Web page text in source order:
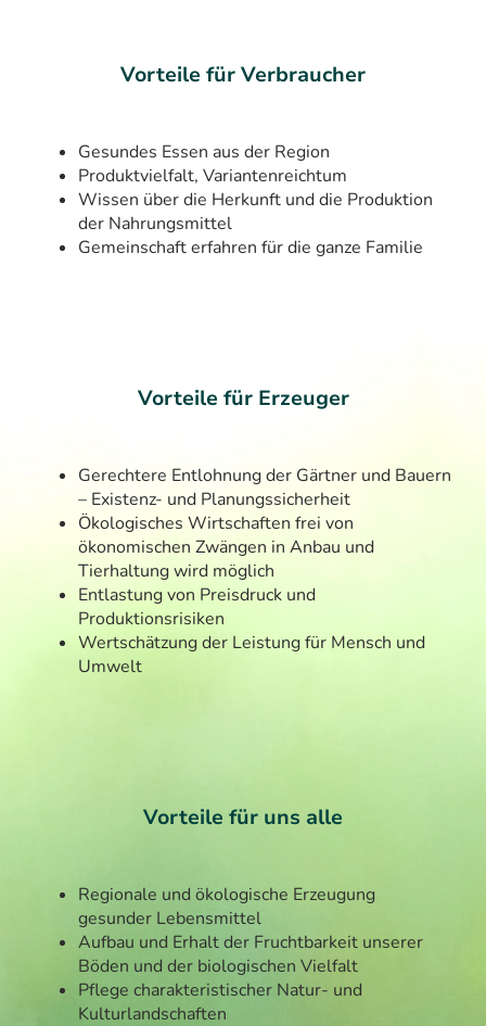
Vorteile für Verbraucher
Gesundes Essen aus der Region
Produktvielfalt, Variantenreichtum
Wissen über die Herkunft und die Produktion
der Nahrungsmittel
Gemeinschaft erfahren für die ganze Familie
Vorteile für Erzeuger
Gerechtere Entlohnung der Gärtner und Bauern
– Existenz- und Planungssicherheit
Ökologisches Wirtschaften frei von
ökonomischen Zwängen in Anbau und
Tierhaltung wird möglich
Entlastung von Preisdruck und
Produktionsrisiken
Wertschätzung der Leistung für Mensch und
Umwelt
Vorteile für uns alle
Regionale und ökologische Erzeugung
gesunder Lebensmittel
Aufbau und Erhalt der Fruchtbarkeit unserer
Böden und der biologischen Vielfalt
Pflege charakteristischer Natur- und
Kulturlandschaften